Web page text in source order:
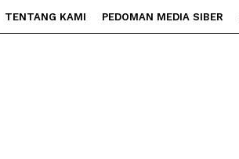
TENTANG KAMI PEDOMAN MEDIA SIBER